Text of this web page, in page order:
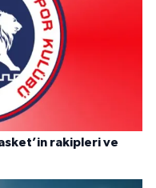
rakipleri ve